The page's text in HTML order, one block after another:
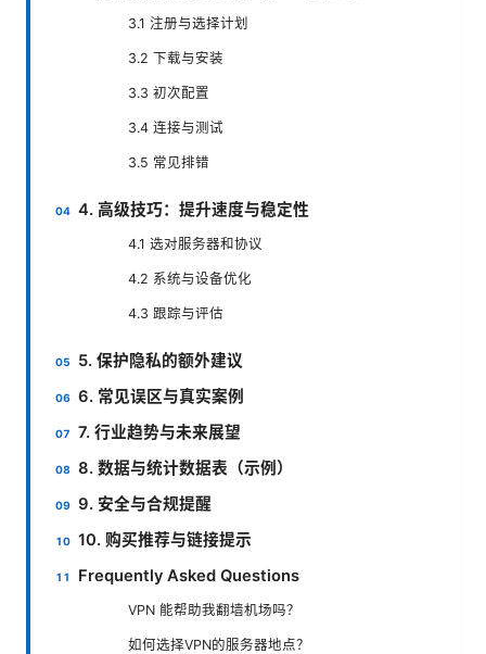
3.1 注册与选择计划
3.2 下载与安装
3.3 初次配置
3.4 连接与测试
3.5 常见排错
4. 高级技巧：提升速度与稳定性
4.1 选对服务器和协议
4.2 系统与设备优化
4.3 跟踪与评估
5. 保护隐私的额外建议
6. 常见误区与真实案例
7. 行业趋势与未来展望
8. 数据与统计数据表（示例）
9. 安全与合规提醒
10. 购买推荐与链接提示
Frequently Asked Questions
VPN 能帮助我翻墙机场吗？
如何选择VPN的服务器地点？